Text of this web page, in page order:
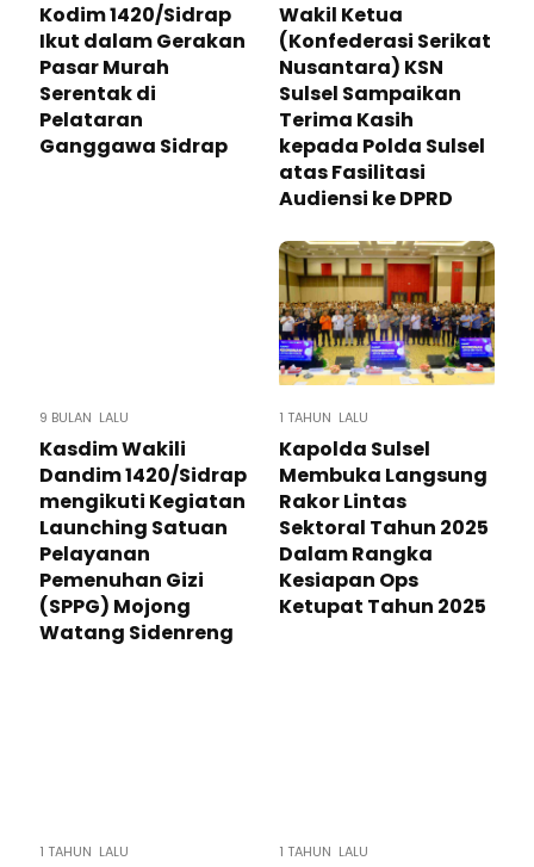
Kodim 1420/Sidrap
Ikut dalam Gerakan
Pasar Murah
Serentak di
Pelataran
Ganggawa Sidrap
Wakil Ketua
(Konfederasi Serikat
Nusantara) KSN
Sulsel Sampaikan
Terima Kasih
kepada Polda Sulsel
atas Fasilitasi
Audiensi ke DPRD
9 BULAN LALU
Kasdim Wakili
Dandim 1420/Sidrap
mengikuti Kegiatan
Launching Satuan
Pelayanan
Pemenuhan Gizi
(SPPG) Mojong
Watang Sidenreng
1 TAHUN LALU
Kapolda Sulsel
Membuka Langsung
Rakor Lintas
Sektoral Tahun 2025
Dalam Rangka
Kesiapan Ops
Ketupat Tahun 2025
1 TAHUN LALU 1 TAHUN LALU